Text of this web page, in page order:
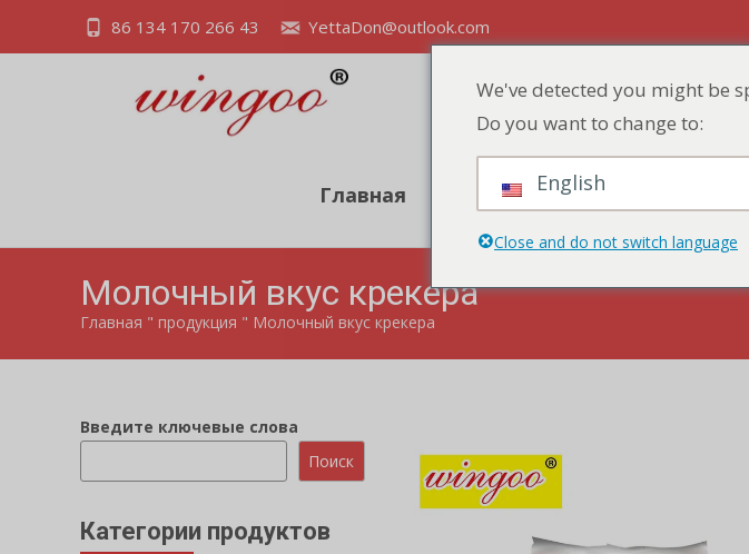
86 134 170 266 43 YettaDon@outlook.com
Главная Продукт Зона скидок
Молочный вкус крекера
Главная " продукция " Молочный вкус крекера
Введите ключевые слова
Поиск
Категории продуктов
We've detected you might be
Do you want to change to:
English
Close and do not switch language